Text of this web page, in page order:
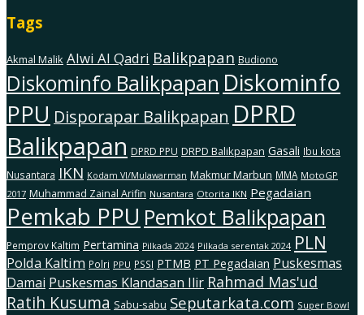
Tags
Akmal Malik Alwi Al Qadri Balikpapan Budiono
Diskominfo Balikpapan Diskominfo
PPU Disporapar Balikpapan DPRD
Balikpapan DPRD PPU DRPD Balikpapan Gasali Ibu kota
Nusantara IKN Kodam Vl/Mulawarman Makmur Marbun MMA MotoGP
2017 Muhammad Zainal Arifin Nusantara Otorita IKN Pegadaian
Pemkab PPU Pemkot Balikpapan
Pemprov Kaltim Pertamina Pilkada 2024 Pilkada serentak 2024 PLN
Polda Kaltim Polri PPU PSSI PTMB PT Pegadaian Puskesmas
Damai Puskesmas Klandasan Ilir Rahmad Mas'ud
Ratih Kusuma Sabu-sabu Seputarkata.com Super Bowl